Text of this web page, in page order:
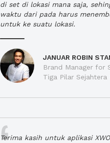
di set di lokasi mana saja,
waktu dari pada harus
untuk ke suatu lokasi.
JANUAR ROBIN
Brand Manager for
Tiga Pilar
Terima kasih untuk aplikasi